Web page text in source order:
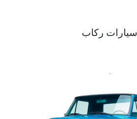
سيارات ركاب
.